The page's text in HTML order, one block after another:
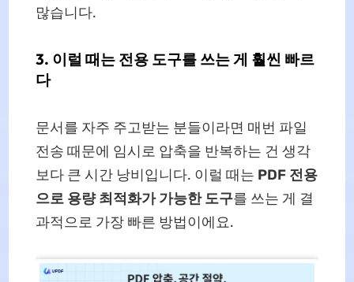
많습니다.
3. 이럴 때는 전용 도구를 쓰는 게 훨씬 빠르
다
문서를 자주 주고받는 분들이라면 매번 파일
전송 때문에 임시로 압축을 반복하는 건 생각
보다 큰 시간 낭비입니다. 이럴 때는 PDF 전용
으로 용량 최적화가 가능한 도구를 쓰는 게 결
과적으로 가장 빠른 방법이에요.